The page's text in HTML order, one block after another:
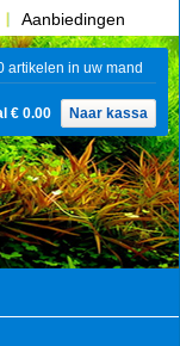
Aanbiedingen
artikelen in uw mand
€ 0.00 Naar kassa